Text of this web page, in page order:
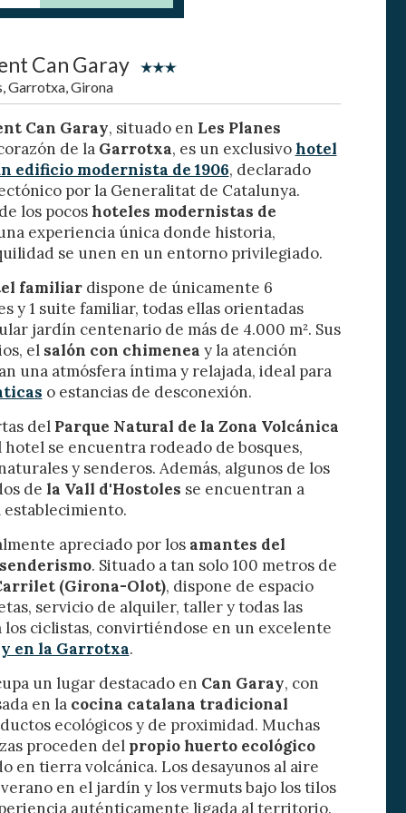
Can Garay
Garrotxa, Girona
Can Garay, situado en Les Planes
de la Garrotxa, es un exclusivohotel
edificio modernista de 1906, declarado
por la Generalitat de Catalunya.
los pocos hoteles modernistas de
experiencia única donde historia,
se unen en un entorno privilegiado.
familiardispone de únicamente 6
y 1 suite familiar, todas ellas orientadas
jardín centenario de más de 4.000 m². Sus
el salón con chimenea y la atención
una atmósfera íntima y relajada, ideal para
o estancias de desconexión.
del Parque Natural de la Zona Volcánica
hotel se encuentra rodeado de bosques,
y senderos. Además, algunos de los
de la Vall d'Hostoles se encuentran a
apreciado por los amantes del
senderismo. Situado a tan solo 100 metros de
(Girona-Olot), dispone de espacio
servicio de alquiler, taller y todas las
los ciclistas, convirtiéndose en un excelente
en la Garrotxa.
un lugar destacado en Can Garay, con
en lacocina catalana tradicional
ecológicos y de proximidad. Muchas
proceden del propio huerto ecológico
en tierra volcánica. Los desayunos al aire
en el jardín y los vermuts bajo los tilos
auténticamente ligada al territorio.
activas
de
este
de
uso
y